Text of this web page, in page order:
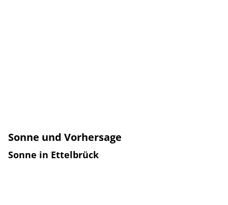
Sonne und Vorhersage
Sonne in Ettelbrück